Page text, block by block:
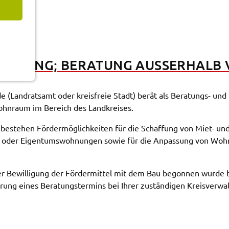
BERA­TUNG
(Land­rats­amt oder kreis­freie Stadt) berät als Bera­tungs-
im Bereich des Land­krei­ses.
Förder­mög­lich­kei­ten für die Schaf­fung von Miet-
Eigen­tums­woh­nun­gen sowie für die Anpas­sung von
Bewil­li­gung der Förder­mit­tel mit dem Bau begon­nen wurde
eines Bera­tungs­ter­mins bei Ihrer zustän­di­gen